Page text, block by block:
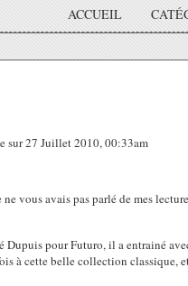
ACCUEIL
sur 27 Juillet 2010, 00:33am
vous avais pas parlé de mes
Dupuis pour Futuro, il a entrainé
à cette belle collection